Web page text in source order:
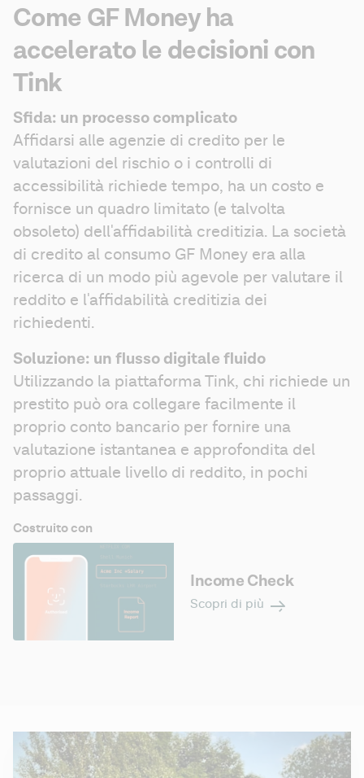
Come GF Money ha
accelerato le decisioni con
Tink
Sfida: un processo complicato
Affidarsi alle agenzie di credito per le
valutazioni del rischio o i controlli di
accessibilità richiede tempo, ha un costo e
fornisce un quadro limitato (e talvolta
obsoleto) dell'affidabilità creditizia. La società
di credito al consumo GF Money era alla
ricerca di un modo più agevole per valutare il
reddito e l'affidabilità creditizia dei
richiedenti.
Soluzione: un flusso digitale fluido
Utilizzando la piattaforma Tink, chi richiede un
prestito può ora collegare facilmente il
proprio conto bancario per fornire una
valutazione istantanea e approfondita del
proprio attuale livello di reddito, in pochi
passaggi.
Costruito con
Income Check
Scopri di più